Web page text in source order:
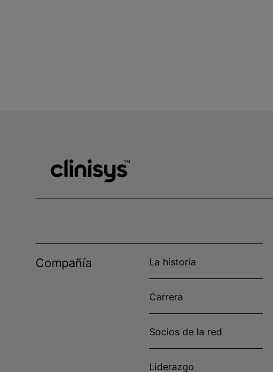
Compañía La historia
Carrera
Socios de la red
Liderazgo